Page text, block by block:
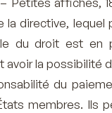
la directive,
du droit est en
avoir la possibilité
du
membres. Ils